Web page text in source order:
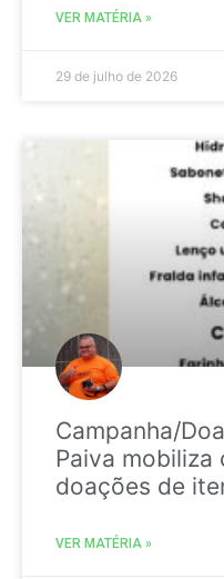
VER MATÉRIA »
29 de julho de 2026
Campanha/
Paiva mobiliza
doações de
VER MATÉRIA »